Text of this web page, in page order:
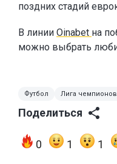
поздних стадий
В линии Oinabet на
можно выбрать
Футбол Лига чемпионов
Поделиться
0 1 1